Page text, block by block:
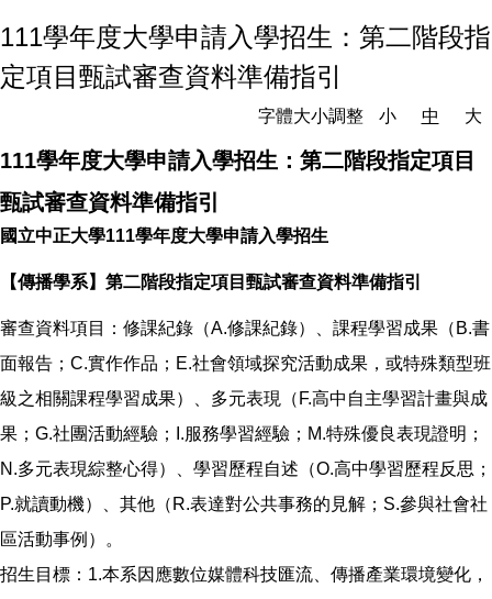
111學年度大學申請入學招生：第二階段指
定項目甄試審查資料準備指引
字體大小調整 小 中 大
111學年度大學申請入學招生：第二階段指定項目
甄試審查資料準備指引
國立中正大學111學年度大學申請入學招生
【傳播學系】第二階段指定項目甄試審查資料準備指引
審查資料項目：修課紀錄（A.修課紀錄）、課程學習成果（B.書
面報告；C.實作作品；E.社會領域探究活動成果，或特殊類型班
級之相關課程學習成果）、多元表現（F.高中自主學習計畫與成
果；G.社團活動經驗；I.服務學習經驗；M.特殊優良表現證明；
N.多元表現綜整心得）、學習歷程自述（O.高中學習歷程反思；
P.就讀動機）、其他（R.表達對公共事務的見解；S.參與社會社
區活動事例）。
招生目標：1.本系因應數位媒體科技匯流、傳播產業環境變化，